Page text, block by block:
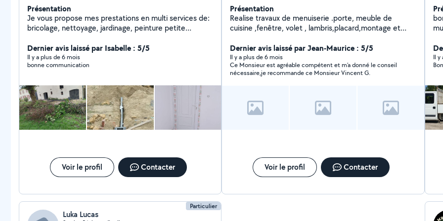
Présentation
Je vous propose mes prestations en multi services de:
bricolage, nettoyage, jardinage, peinture petite
Dernier avis laissé par Isabelle : 5/5
Il y a plus de 6 mois
bonne communication
Voir le profil Contacter
Présentation
Realise travaux de menuiserie .porte, meuble de
cuisine ,fenêtre, volet , lambris,placard,montage et
,maçonnerie ,peinture,plomberie, tonte et entretien de
jardin .technicien de maintenance chauffagiste
,clim,poele a granulé, chaudiere fioul
Dernier avis laissé par Jean-Maurice : 5/5
Il y a plus de 6 mois
Ce Monsieur est agréable compétent et m’a donné le conseil
nécessaire,je recommande ce Monsieur Vincent G.
Voir le profil Contacter
Il y
Particulier
Luka Lucas